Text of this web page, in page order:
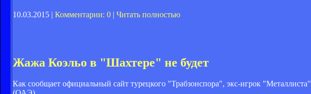
10.03.2015 | Комментарии: 0 | Читать полностью
Жажа Коэльо в "Шахтере" не будет
Как сообщает официальный сайт турецкого "Трабзонспора", экс-игрок "Металлиста"